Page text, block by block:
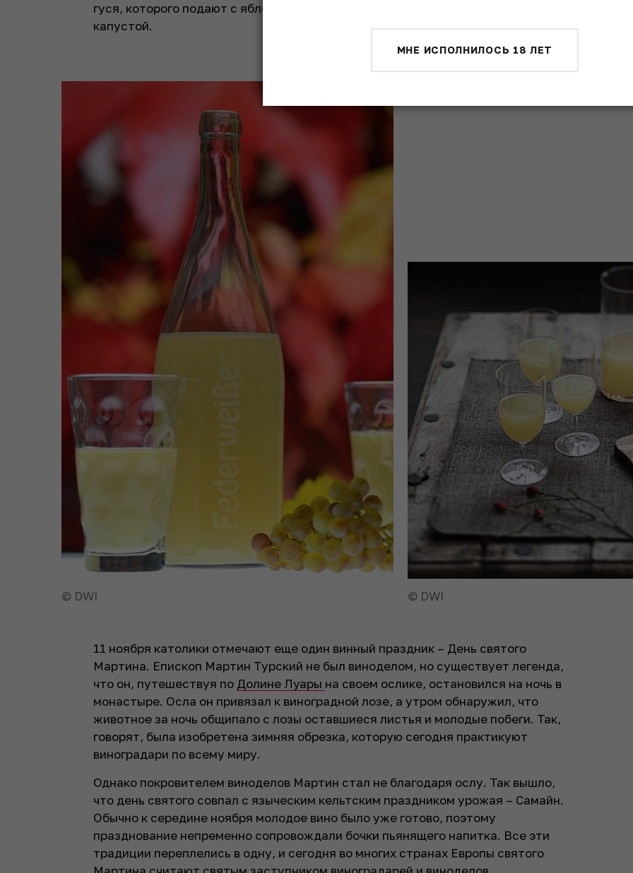
гуся, которого подают с яблоками, вареным картофелем и красной тушеной
капустой.
© DWI © DWI
11 ноября католики отмечают еще один винный праздник – День святого
Мартина. Епископ Мартин Турский не был виноделом, но существует легенда,
что он, путешествуя по Долине Луары на своем ослике, остановился на ночь в
монастыре. Осла он привязал к виноградной лозе, а утром обнаружил, что
животное за ночь общипало с лозы оставшиеся листья и молодые побеги. Так,
говорят, была изобретена зимняя обрезка, которую сегодня практикуют
виноградари по всему миру.
Однако покровителем виноделов Мартин стал не благодаря ослу. Так вышло,
что день святого совпал с языческим кельтским праздником урожая – Самайн.
Обычно к середине ноября молодое вино было уже готово, поэтому
празднование непременно сопровождали бочки пьянящего напитка. Все эти
традиции переплелись в одну, и сегодня во многих странах Европы святого
МНЕ ИСПОЛНИЛОСЬ 18 ЛЕТ